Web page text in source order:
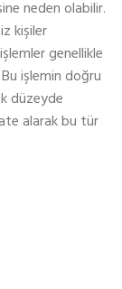
neden olabilir.
kişiler
genellikle
işlemin doğru
düzeyde
alarak bu tür